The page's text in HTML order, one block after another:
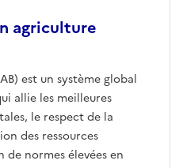
agriculture
est un système global
allie les meilleures
le respect de la
des ressources
de normes élevées en